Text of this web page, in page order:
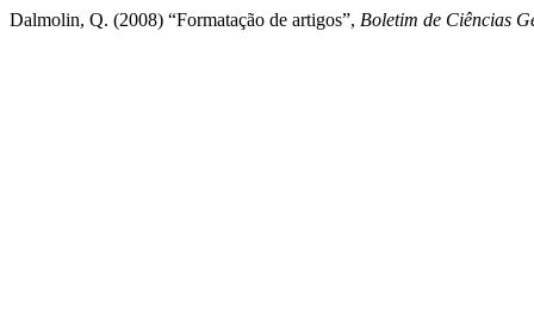
Dalmolin, Q. (2008) “Formatação de artigos”, Boletim de Ciências